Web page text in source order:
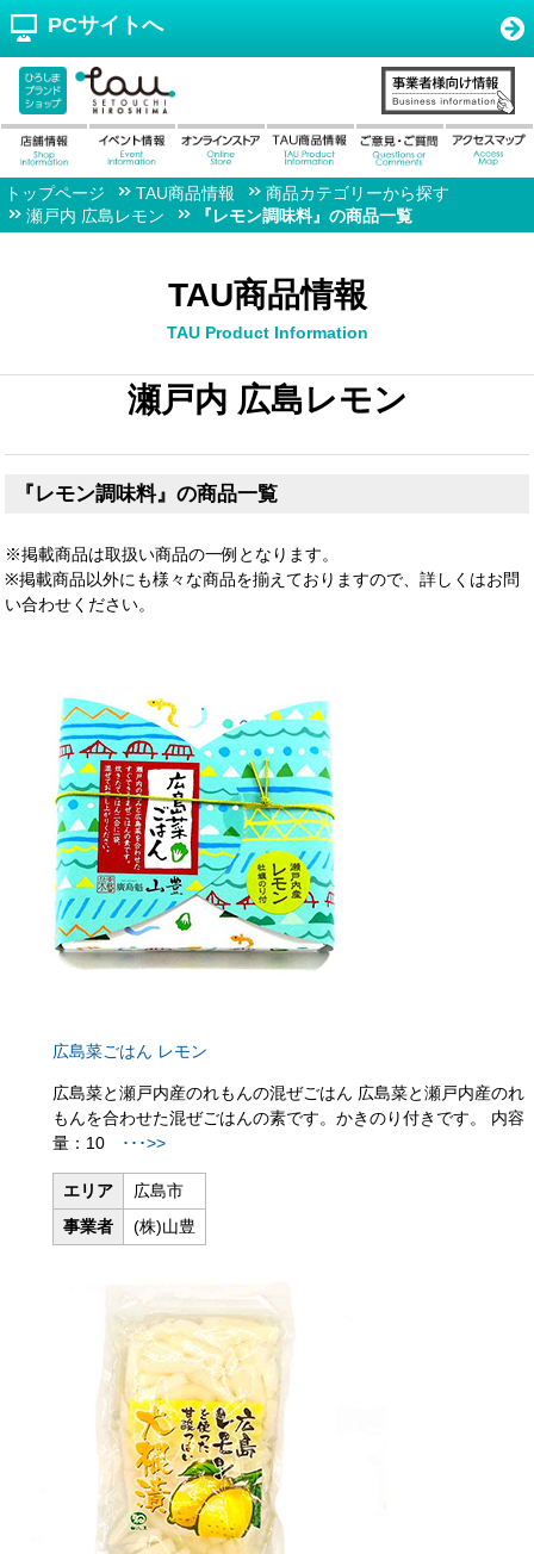
PCサイトへ
トップページ TAU商品情報
商品カテゴリーから探す
瀬戸内 広島レモン
『レモン調味料』の商品一覧
TAU商品情報
TAU Product Information
瀬戸内 広島レモン
『レモン調味料』の商品一覧
※掲載商品は取扱い商品の一例となります。
※掲載商品以外にも様々な商品を揃えておりますので、詳しくはお問
い合わせください。
広島菜ごはん レモン
広島菜と瀬戸内産のれもんの混ぜごはん 広島菜と瀬戸内産のれ
もんを合わせた混ぜごはんの素です。かきのり付きです。 内容
量：10
･･･>>
エリア
広島市
事業者
(株)山豊